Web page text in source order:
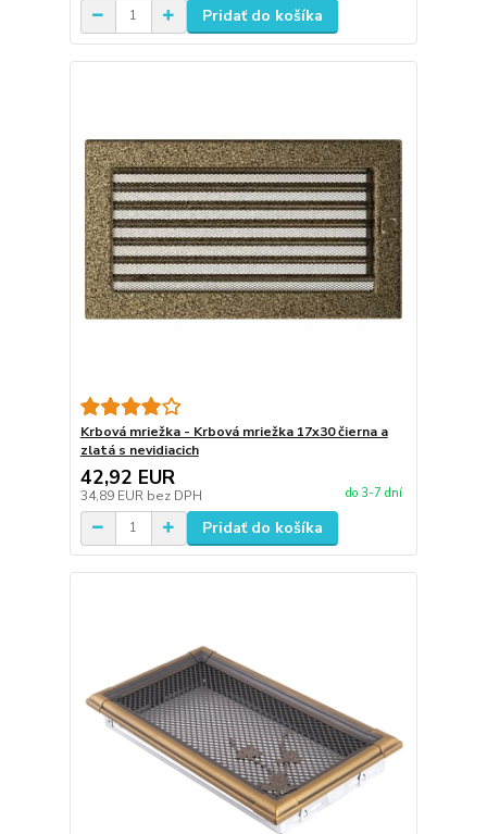
Pridať do košíka
Krbová mriežka - Krbová mriežka 17x30 čierna a
zlatá s nevidiacich
42,92 EUR
34,89 EUR bez DPH do 3-7 dní
Pridať do košíka